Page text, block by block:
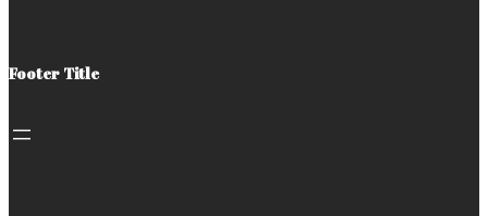
Footer Title